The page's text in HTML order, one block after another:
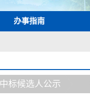
办事指南
中标候选人公示